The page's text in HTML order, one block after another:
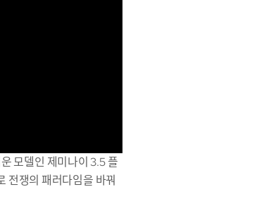
모델인 제미나이 3.5 플
전쟁의 패러다임을 바꿔